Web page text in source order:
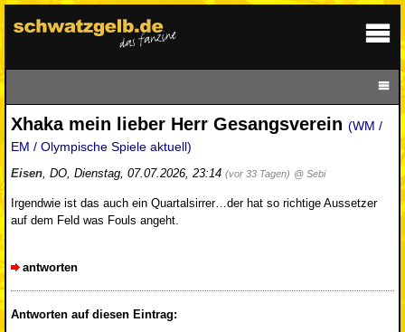
Xhaka mein lieber Herr Gesangsverein (WM /
EM / Olympische Spiele aktuell)
Eisen, DO, Dienstag, 07.07.2026, 23:14 (vor 33 Tagen) @ Sebi
Irgendwie ist das auch ein Quartalsirrer…der hat so richtige Aussetzer
auf dem Feld was Fouls angeht.
antworten
Antworten auf diesen Eintrag: